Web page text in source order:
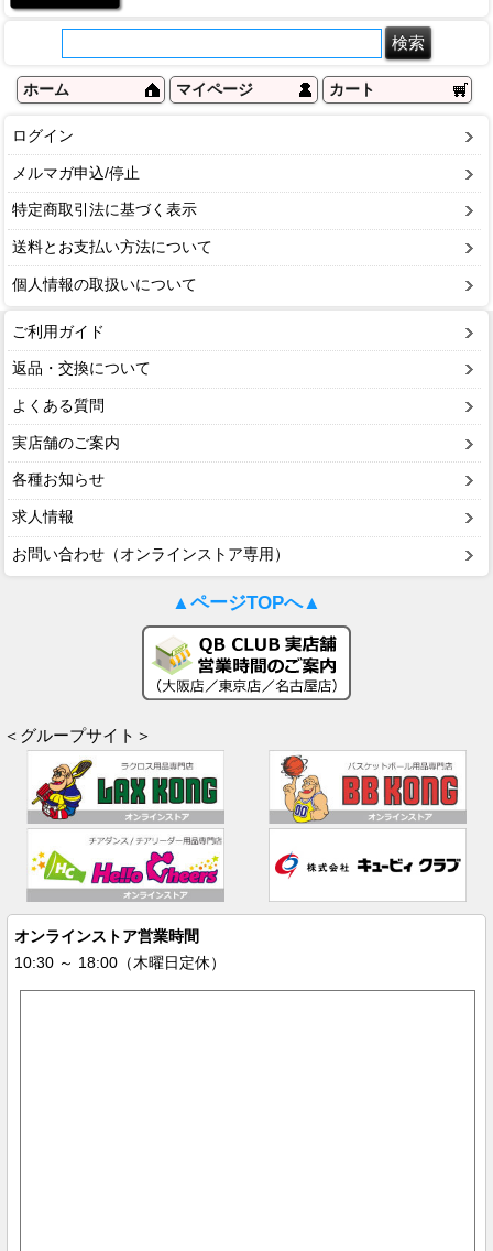
ホーム マイページ カート
ログイン
メルマガ申込/停止
特定商取引法に基づく表示
送料とお支払い方法について
個人情報の取扱いについて
ご利用ガイド
返品・交換について
よくある質問
実店舗のご案内
各種お知らせ
求人情報
お問い合わせ（オンラインストア専用）
▲ページTOPへ▲
＜グループサイト＞
オンラインストア営業時間
10:30 ～ 18:00（木曜日定休）